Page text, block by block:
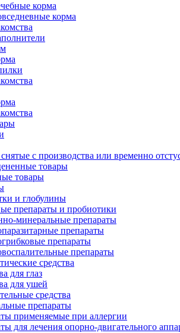
корма
корма
с производства или временно
товары
товары
и глобулины
препараты и пробиотики
минеральные препараты
препараты
препараты
препараты
средства
для глаз
для ушей
средства
препараты
применяемые при аллергии
для лечения опорно-двигательного